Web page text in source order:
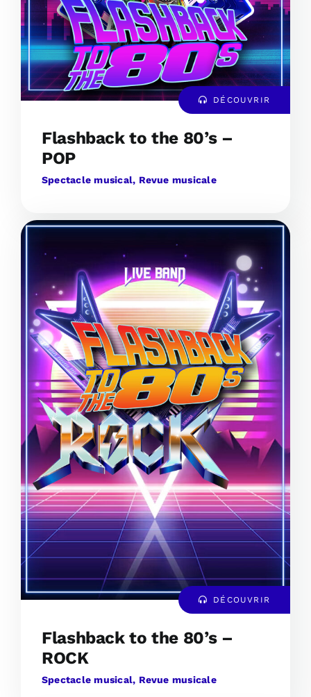
DÉCOUVRIR
Flashback to the 80’s –
POP
Spectacle musical, Revue musicale
DÉCOUVRIR
Flashback to the 80’s –
ROCK
Spectacle musical, Revue musicale